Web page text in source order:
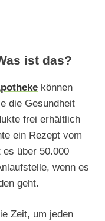
ist das?
können
die Gesundheit
frei erhältlich
ein Rezept vom
über 50.000
wenn es
geht.
Zeit, um jeden